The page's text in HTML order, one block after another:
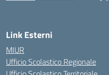
Link Esterni
MIUR
Ufficio Scolastico Regionale